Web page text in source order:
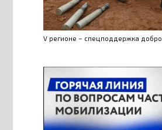
V регионе – спецподдержка